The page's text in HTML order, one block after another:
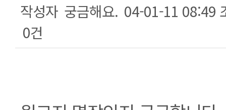
작성자 궁금해요. 04-01-11 08:49
0건
본문